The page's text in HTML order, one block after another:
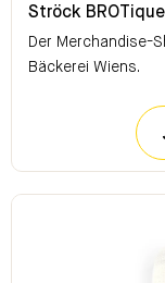
Ströck BROTique
Der Merchandise-
Bäckerei Wiens.